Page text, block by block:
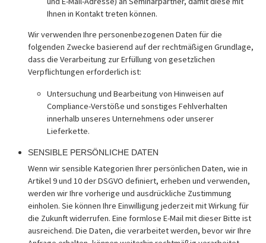
Ihnen in Kontakt treten können.
Wir verwenden Ihre personenbezogenen Daten für die
folgenden Zwecke basierend auf der rechtmäßigen Grundlage,
dass die Verarbeitung zur Erfüllung von gesetzlichen
Verpflichtungen erforderlich ist:
Untersuchung und Bearbeitung von Hinweisen auf
Compliance-Verstöße und sonstiges Fehlverhalten
innerhalb unseres Unternehmens oder unserer
Lieferkette.
SENSIBLE PERSÖNLICHE DATEN
Wenn wir sensible Kategorien Ihrer persönlichen Daten, wie in
Artikel 9 und 10 der DSGVO definiert, erheben und verwenden,
werden wir Ihre vorherige und ausdrückliche Zustimmung
einholen. Sie können Ihre Einwilligung jederzeit mit Wirkung für
die Zukunft widerrufen. Eine formlose E-Mail mit dieser Bitte ist
ausreichend. Die Daten, die verarbeitet werden, bevor wir Ihre